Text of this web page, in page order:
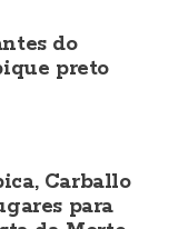
do
preto
Carballo
para